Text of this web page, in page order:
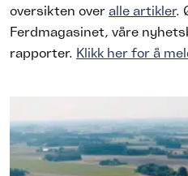
oversikten over alle artikler.
Ferdmagasinet, våre
rapporter. Klikk her for å